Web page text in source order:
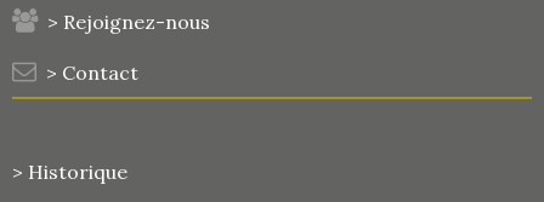
> Rejoignez-nous
> Contact
> Historique